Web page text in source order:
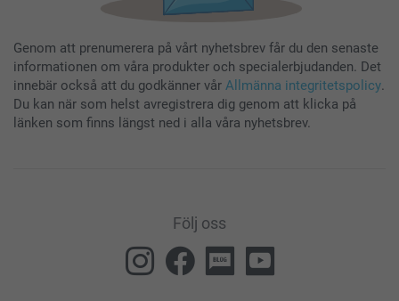
Genom att prenumerera på vårt nyhetsbrev får du den senaste
informationen om våra produkter och specialerbjudanden. Det
innebär också att du godkänner vår Allmänna integritetspolicy.
Du kan när som helst avregistrera dig genom att klicka på
länken som finns längst ned i alla våra nyhetsbrev.
Följ oss